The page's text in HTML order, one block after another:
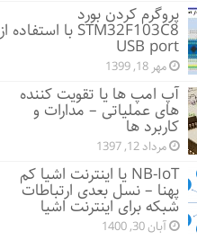
پروگرم کردن بورد
STM32F103C8 با استفاده از
USB port
مهر 18, 1399
آپ امپ ها یا تقویت کننده
های عملیاتی – مدارات و
کاربرد ها
مرداد 12, 1397
NB-IoT یا اینترنت اشیا کم
پهنا – نسل بعدی ارتباطات
شبکه برای اینترنت اشیا
آبان 30, 1400